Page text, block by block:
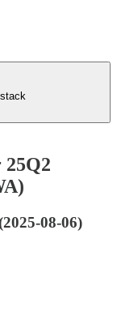
08-06)